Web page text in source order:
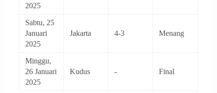
2025
Sabtu, 25
Januari
2025
Jakarta 4-3 Menang
Minggu,
26 Januari
2025
Kudus - Final